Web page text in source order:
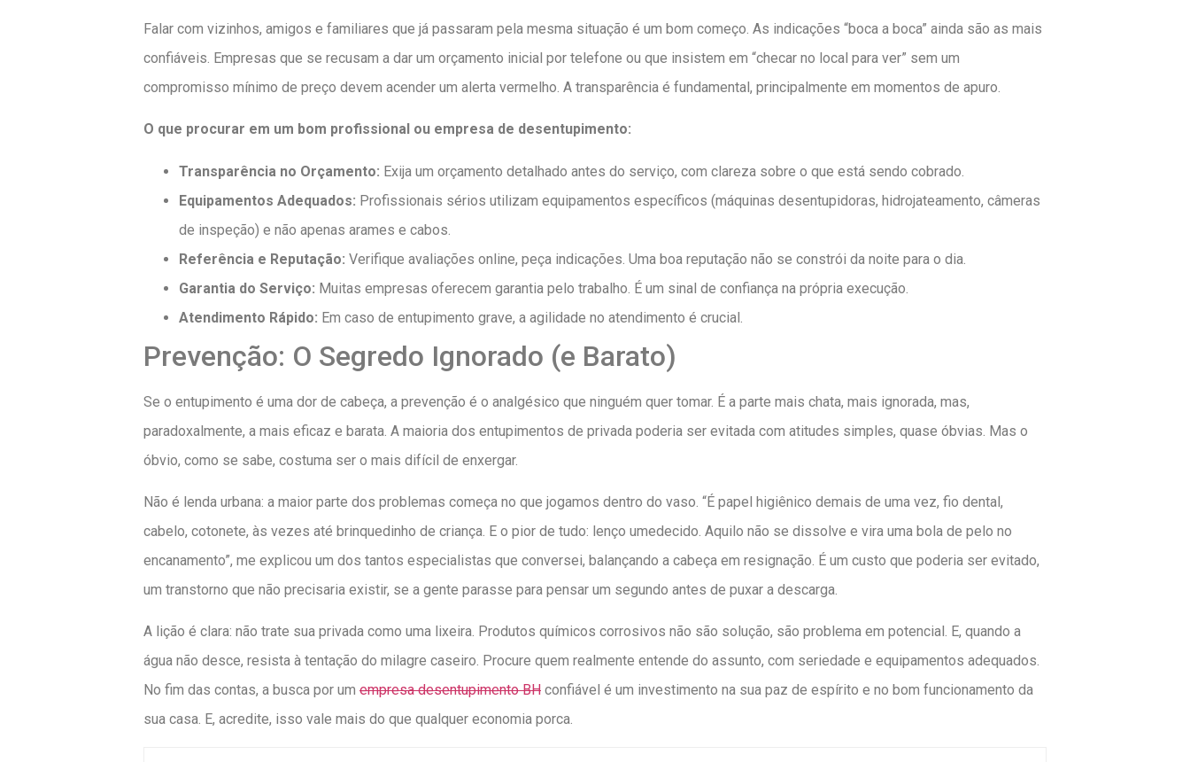
Falar com vizinhos, amigos e familiares que já passaram pela mesma situação é um bom começo. As indicações “boca a boca” ainda são as mais
confiáveis. Empresas que se recusam a dar um orçamento inicial por telefone ou que insistem em “checar no local para ver” sem um
compromisso mínimo de preço devem acender um alerta vermelho. A transparência é fundamental, principalmente em momentos de apuro.
O que procurar em um bom profissional ou empresa de desentupimento:
Transparência no Orçamento: Exija um orçamento detalhado antes do serviço, com clareza sobre o que está sendo cobrado.
Equipamentos Adequados: Profissionais sérios utilizam equipamentos específicos (máquinas desentupidoras, hidrojateamento, câmeras
de inspeção) e não apenas arames e cabos.
Referência e Reputação: Verifique avaliações online, peça indicações. Uma boa reputação não se constrói da noite para o dia.
Garantia do Serviço: Muitas empresas oferecem garantia pelo trabalho. É um sinal de confiança na própria execução.
Atendimento Rápido: Em caso de entupimento grave, a agilidade no atendimento é crucial.
Prevenção: O Segredo Ignorado (e Barato)
Se o entupimento é uma dor de cabeça, a prevenção é o analgésico que ninguém quer tomar. É a parte mais chata, mais ignorada, mas,
paradoxalmente, a mais eficaz e barata. A maioria dos entupimentos de privada poderia ser evitada com atitudes simples, quase óbvias. Mas o
óbvio, como se sabe, costuma ser o mais difícil de enxergar.
Não é lenda urbana: a maior parte dos problemas começa no que jogamos dentro do vaso. “É papel higiênico demais de uma vez, fio dental,
cabelo, cotonete, às vezes até brinquedinho de criança. E o pior de tudo: lenço umedecido. Aquilo não se dissolve e vira uma bola de pelo no
encanamento”, me explicou um dos tantos especialistas que conversei, balançando a cabeça em resignação. É um custo que poderia ser evitado,
um transtorno que não precisaria existir, se a gente parasse para pensar um segundo antes de puxar a descarga.
A lição é clara: não trate sua privada como uma lixeira. Produtos químicos corrosivos não são solução, são problema em potencial. E, quando a
água não desce, resista à tentação do milagre caseiro. Procure quem realmente entende do assunto, com seriedade e equipamentos adequados.
No fim das contas, a busca por um empresa desentupimento BH confiável é um investimento na sua paz de espírito e no bom funcionamento da
sua casa. E, acredite, isso vale mais do que qualquer economia porca.